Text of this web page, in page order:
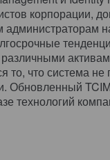
корпорации,
администраторам
что система не
Обновленный
технологий